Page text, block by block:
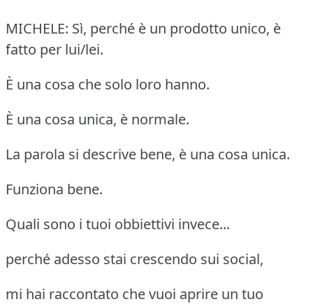
MICHELE: Sì, perché è un prodotto unico, è
fatto per lui/lei.
È una cosa che solo loro hanno.
È una cosa unica, è normale.
La parola si descrive bene, è una cosa unica.
Funziona bene.
Quali sono i tuoi obbiettivi invece...
perché adesso stai crescendo sui social,
mi hai raccontato che vuoi aprire un tuo